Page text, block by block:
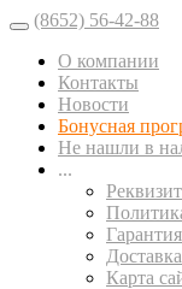
(8652) 56-42-88
О компании
Контакты
Новости
Бонусная
Не нашли в
...
Карта